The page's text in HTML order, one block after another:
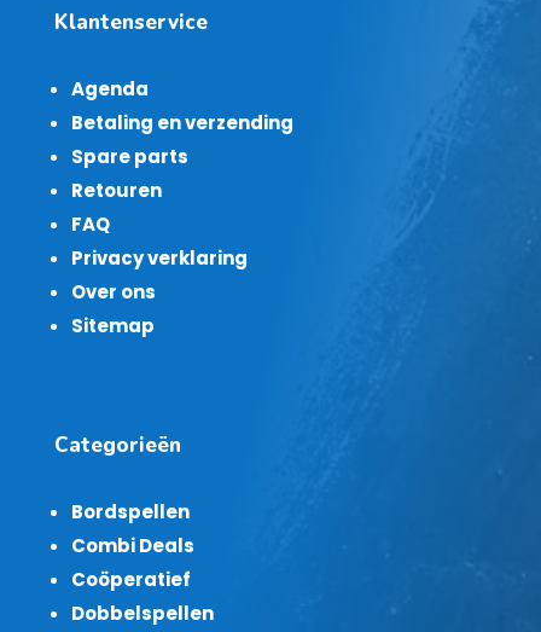
Klantenservice
Agenda
Betaling en verzending
Spare parts
Retouren
FAQ
Privacy verklaring
Over ons
Sitemap
Categorieën
Bordspellen
Combi Deals
Coöperatief
Dobbelspellen